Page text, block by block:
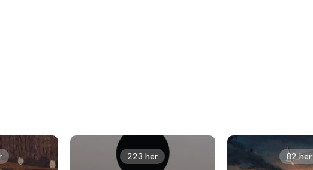
223 her 82 her